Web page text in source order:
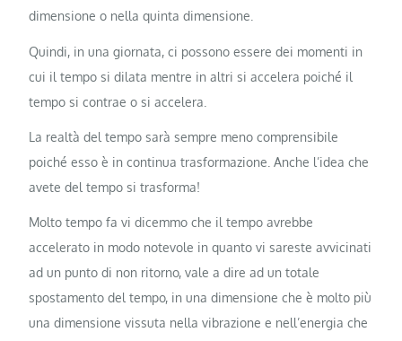
dimensione o nella quinta dimensione.
Quindi, in una giornata, ci possono essere dei momenti in
cui il tempo si dilata mentre in altri si accelera poiché il
tempo si contrae o si accelera.
La realtà del tempo sarà sempre meno comprensibile
poiché esso è in continua trasformazione. Anche l’idea che
avete del tempo si trasforma!
Molto tempo fa vi dicemmo che il tempo avrebbe
accelerato in modo notevole in quanto vi sareste avvicinati
ad un punto di non ritorno, vale a dire ad un totale
spostamento del tempo, in una dimensione che è molto più
una dimensione vissuta nella vibrazione e nell’energia che